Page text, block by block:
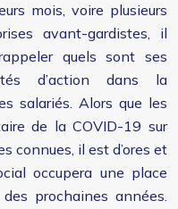
mois, voire plusieurs
avant-gardistes, il
quels sont ses
d’action dans la
salariés. Alors que les
de la COVID-19 sur
connues, il est d’ores et
occupera une place
prochaines années.